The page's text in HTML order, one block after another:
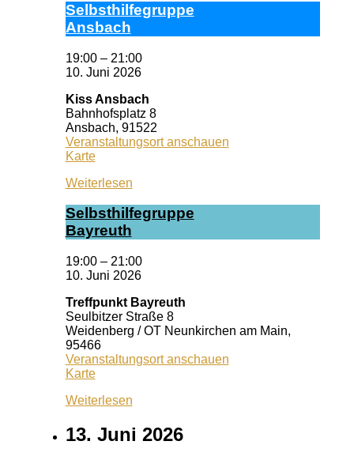
Selbst­hil­fe­grup­pe
Ans­bach
19:00 – 21:00
10. Juni 2026
Kiss Ansbach
Bahnhofsplatz 8
Ansbach, 91522
Veranstaltungsort anschauen
KarteKiss
Weiterlesen
Selbst­hil­fe­grup­pe
Bay­reuth
19:00 – 21:00
10. Juni 2026
Treffpunkt Bayreuth
Seulbitzer Straße 8
Weidenberg / OT Neunkirchen am Main,
95466
Veranstaltungsort anschauen
KarteTreffpunkt
Weiterlesen
13. Juni 2026